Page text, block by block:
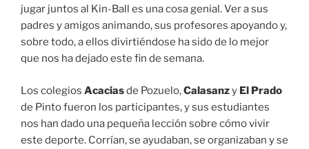
jugar juntos al Kin-Ball es una cosa genial. Ver a sus
padres y amigos animando, sus profesores apoyando y,
sobre todo, a ellos divirtiéndose ha sido de lo mejor
que nos ha dejado este fin de semana.
Los colegios Acaciasde Pozuelo,Calasanzy El Prado
de Pinto fueron los participantes, y sus estudiantes
nos han dado una pequeña lección sobre cómo vivir
este deporte. Corrían, se ayudaban, se organizaban y se